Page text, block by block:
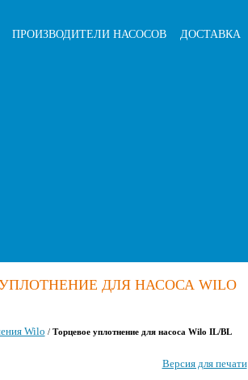
ПРОИЗВОДИТЕЛИ НАСОСОВ ДОСТАВКА
ДЛЯ НАСОСА WILO
Wilo / Торцевое уплотнение для насоса Wilo IL/BL
Версия для печати